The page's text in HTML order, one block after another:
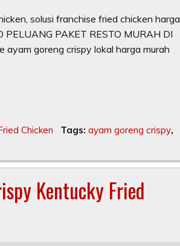
solusi franchise fried chicken harga
PELUANG PAKET RESTO MURAH DI
ayam goreng crispy lokal harga murah
Chicken Tags: ayam goreng crispy,
Kentucky Fried